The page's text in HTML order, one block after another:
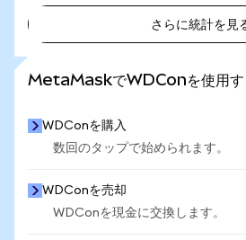
さらに統計を見
MetaMaskでWDConを使用す
WDConを購入
数回のタップで始められます。
WDConを売却
WDConを現金に交換します。